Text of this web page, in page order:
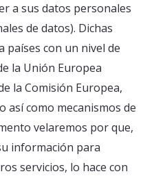
a sus datos personales
de datos). Dichas
países con un nivel de
la Unión Europea
la Comisión Europea,
así como mecanismos de
velaremos por que,
información para
servicios, lo hace con